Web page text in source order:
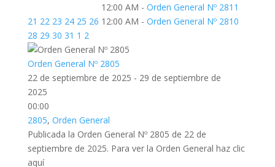
21 22 23 24 25 26
12:00 AM - Orden General Nº 2811
12:00 AM - Orden General Nº 2810
28 29 30 31 1 2
Orden General Nº 2805
22 de septiembre de 2025 - 29 de septiembre de
2025
00:00
2805, Orden General
Publicada la Orden General Nº 2805 de 22 de
septiembre de 2025. Para ver la Orden General haz clic
aquí